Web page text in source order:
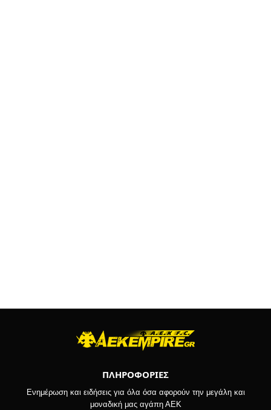
ΠΛΗΡΟΦΟΡΙΕΣ
Ενημέρωση και ειδήσεις για όλα όσα αφορούν την μεγάλη και
μοναδική μας αγάπη ΑΕΚ